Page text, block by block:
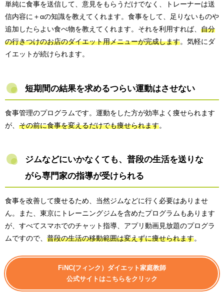
単純に食事を送信して、意見をもらうだけでなく、トレーナーは送
信内容に＋αの知識を教えてくれます。食事をして、足りないものや
追加したらよい食べ物を教えてくれます。それを利用すれば、 自分
の行きつけのお店のダイエット用メニューが完成します。気軽にダ
イエットが続けられます。
短期間の結果を求めるつらい運動はさせない
食事管理のプログラムです。運動をした方が効率よく痩せられます
が、 その前に食事を変えるだけでも痩せられます。
ジムなどにいかなくても、普段の生活を送りな
がら専門家の指導が受けられる
食事を改善して痩せるため、当然ジムなどに行く必要はありませ
ん。また、東京にトレーニングジムを含めたプログラムもあります
が、すべてスマホでのチャット指導、アプリ動画見放題のプログラ
ムですので、 普段の生活の移動範囲は変えずに痩せられます
FiNC(フィンク）ダイエット家庭教師
公式サイトはこちらをクリック